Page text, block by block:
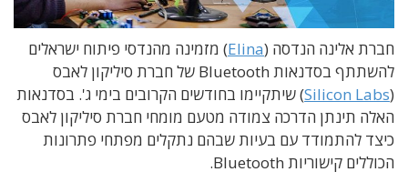
חברת אלינה הנדסה (Elina) מזמינה מהנדסי פיתוח ישראלים
להשתתף בסדנאות Bluetooth של חברת סיליקון לאבס
(
Silicon Labs) שיתקיימו בחודשים הקרובים בימי ג'. בסדנאות
האלה תינתן הדרכה צמודה מטעם מומחי חברת סיליקון לאבס
כיצד להתמודד עם בעיות שבהם נתקלים מפתחי פתרונות
הכוללים קישוריות Bluetooth.